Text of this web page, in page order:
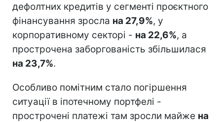
дефолтних кредитів у сегменті проєктного
фінансування зросла на 27,9%, у
корпоративному секторі - на 22,6%, а
прострочена заборгованість збільшилася
на 23,7%.
Особливо помітним стало погіршення
ситуації в іпотечному портфелі -
прострочені платежі там зросли майже на